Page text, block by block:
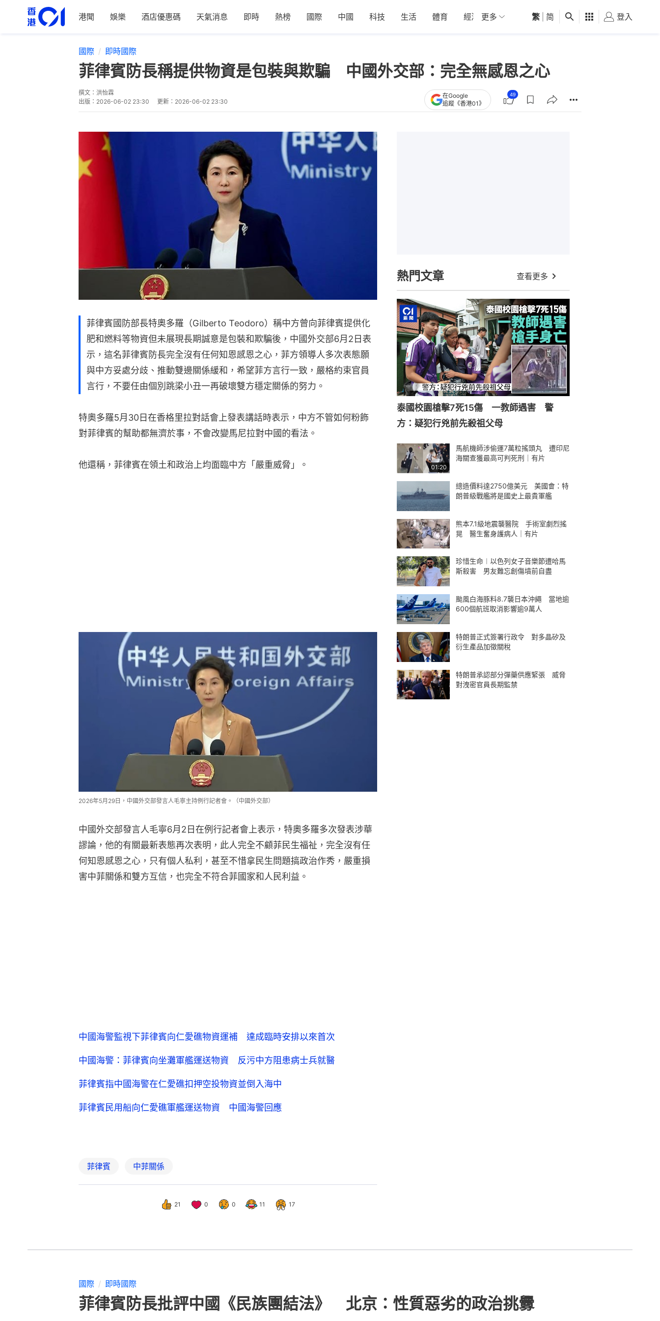
港聞 娛樂 酒店優惠碼 天氣消息 即時 熱榜 國際 中國 科技 生活 體育 經濟 01深圳 觀點 健康 好食玩飛
更多 繁 简 登入
國際 即時國際
菲律賓防長稱提供物資是包裝與欺騙 中國外交部：完全無感恩之心
撰文： 洪怡霖
出版： 2026-06-02 23:30 更新： 2026-06-02 23:30
在Google
追蹤《香港01》
49
菲律賓國防部長特奧多羅（Gilberto Teodoro）稱中方曾向菲律賓提供化
肥和燃料等物資但未展現長期誠意是包裝和欺騙後，中國外交部6月2日表
示，這名菲律賓防長完全沒有任何知恩感恩之心，菲方領導人多次表態願
與中方妥處分歧、推動雙邊關係緩和，希望菲方言行一致，嚴格約束官員
言行，不要任由個別跳梁小丑一再破壞雙方穩定關係的努力。
特奧多羅5月30日在香格里拉對話會上發表講話時表示，中方不管如何粉飾
對菲律賓的幫助都無濟於事，不會改變馬尼拉對中國的看法。
他還稱，菲律賓在領土和政治上均面臨中方「嚴重威脅」。
2026年5月29日，中國外交部發言人毛寧主持例行記者會。（中國外交部）
中國外交部發言人毛寧6月2日在例行記者會上表示，特奧多羅多次發表涉華
謬論，他的有關最新表態再次表明，此人完全不顧菲民生福祉，完全沒有任
何知恩感恩之心，只有個人私利，甚至不惜拿民生問題搞政治作秀，嚴重損
害中菲關係和雙方互信，也完全不符合菲國家和人民利益。
中國海警監視下菲律賓向仁愛礁物資運補 達成臨時安排以來首次
中國海警：菲律賓向坐灘軍艦運送物資 反污中方阻患病士兵就醫
菲律賓指中國海警在仁愛礁扣押空投物資並倒入海中
菲律賓民用船向仁愛礁軍艦運送物資 中國海警回應
菲律賓 中菲關係
21 0 0 11 17
熱門文章 查看更多
泰國校園槍擊7死15傷 一教師遇害 警
方：疑犯行兇前先殺祖父母
01:20
馬航機師涉偷運7萬粒搖頭丸 遭印尼
海關查獲最高可判死刑｜有片
總造價料達2750億美元 美國會：特
朗普級戰艦將是國史上最貴軍艦
熊本7.1級地震襲醫院 手術室劇烈搖
晃 醫生奮身護病人｜有片
珍惜生命︱以色列女子音樂節遭哈馬
斯殺害 男友難忘創傷墳前自盡
颱風白海豚料8.7襲日本沖繩 當地逾
600個航班取消影響逾9萬人
特朗普正式簽署行政令 對多晶矽及
衍生產品加徵關稅
特朗普承認部分彈藥供應緊張 威脅
對洩密官員長期監禁
國際 即時國際
菲律賓防長批評中國《民族團結法》 北京：性質惡劣的政治挑釁